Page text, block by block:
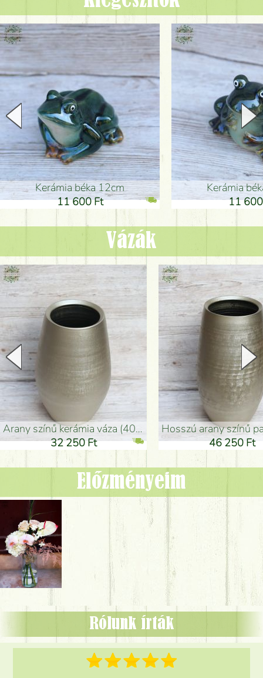
Kerámia béka 12cm
11 600 Ft
Kerámia
11
Vázák
arany színű kerámia váza (40x26cm)
32 250 Ft
hosszú arany színű
46 250 Ft
Előzményeim
Rólunk írták